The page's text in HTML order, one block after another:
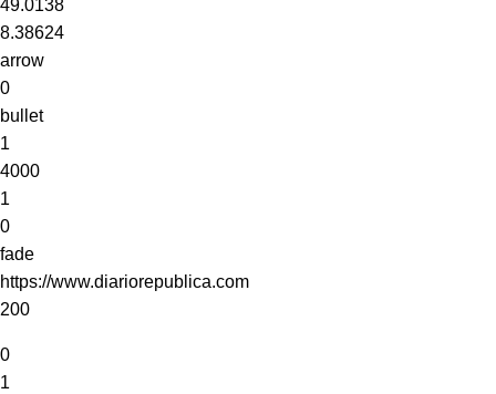
49.0138
8.38624
arrow
0
bullet
1
4000
1
0
fade
https://www.diariorepublica.com
200
0
1